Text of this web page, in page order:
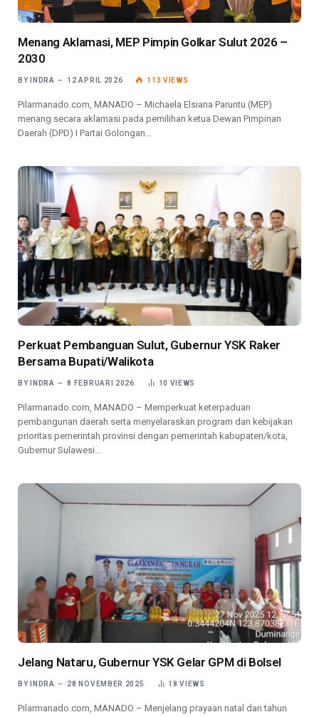
Menang Aklamasi, MEP Pimpin Golkar Sulut 2026 –
2030
BY INDRA 12 APRIL 2026 113 VIEWS
Pilarmanado.com, MANADO – Michaela Elsiana Paruntu (MEP)
menang secara aklamasi pada pemilihan ketua Dewan Pimpinan
Daerah (DPD) I Partai Golongan…
Perkuat Pembanguan Sulut, Gubernur YSK Raker
Bersama Bupati/Walikota
BY INDRA 8 FEBRUARI 2026 10 VIEWS
Pilarmanado.com, MANADO – Memperkuat keterpaduan
pembangunan daerah serta menyelaraskan program dan kebijakan
prioritas pemerintah provinsi dengan pemerintah kabupaten/kota,
Gubernur Sulawesi…
Jelang Nataru, Gubernur YSK Gelar GPM di Bolsel
BY INDRA 28 NOVEMBER 2025 18VIEWS
Pilarmanado.com, MANADO – Menjelang prayaan natal dan tahun